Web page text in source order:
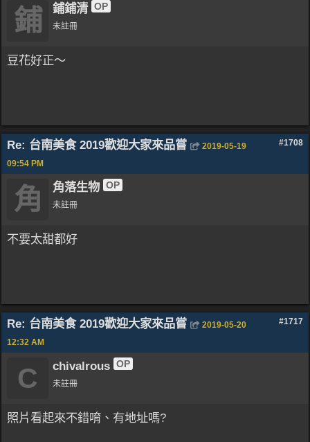
鋪 鋪鋪清 OP
未註冊
豆花好正～
Re: 台南美食 2019歡迎大家來品嘗 #1708
2019-05-19
09:54 PM
角 角落生物 OP
未註冊
不要太甜都好
Re: 台南美食 2019歡迎大家來品嘗 #1717
2019-05-20
12:32 AM
C chivalrous OP
未註冊
照片看起來不錯唷、有地址嗎?